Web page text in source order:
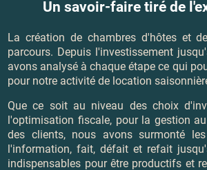
Un savoir-faire tiré de
La création de chambres d'hôtes et
parcours. Depuis l'investissement
avons analysé à chaque étape ce qui
pour notre activité de location
Que ce soit au niveau des choix
l'optimisation fiscale, pour la gestion
des clients, nous avons surmonté
l'information, fait, défait et refait
indispensables pour être productifs et